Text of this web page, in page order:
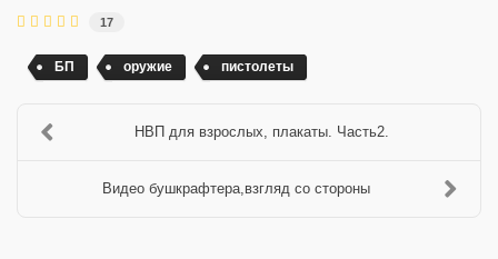
17
БП оружие пистолеты
НВП для взрослых, плакаты. Часть2.
Видео бушкрафтера,взгляд со стороны